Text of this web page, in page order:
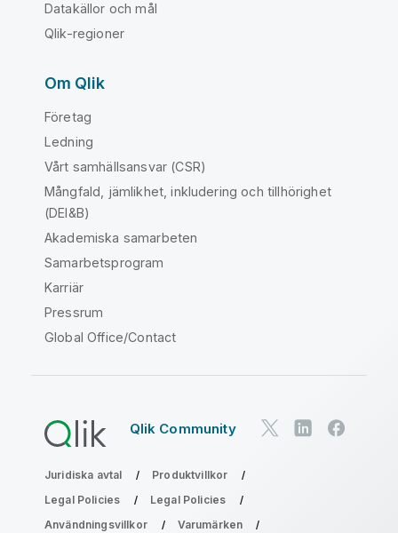
Datakällor och mål
Qlik-regioner
Om Qlik
Företag
Ledning
Vårt samhällsansvar (CSR)
Mångfald, jämlikhet, inkludering och tillhörighet
(DEI&B)
Akademiska samarbeten
Samarbetsprogram
Karriär
Pressrum
Global Office/Contact
Qlik Community
Juridiska avtal
Produktvillkor
Legal Policies
Legal Policies
Användningsvillkor
Varumärken